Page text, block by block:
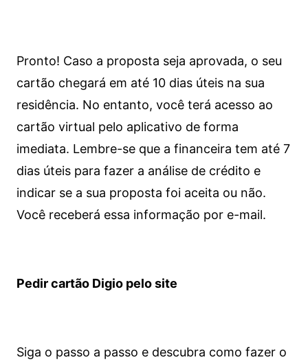
Pronto! Caso a proposta seja aprovada, o seu
cartão chegará em até 10 dias úteis na sua
residência. No entanto, você terá acesso ao
cartão virtual pelo aplicativo de forma
imediata. Lembre-se que a financeira tem até 7
dias úteis para fazer a análise de crédito e
indicar se a sua proposta foi aceita ou não.
Você receberá essa informação por e-mail.
Pedir cartão Digio pelo site
Siga o passo a passo e descubra como fazer o